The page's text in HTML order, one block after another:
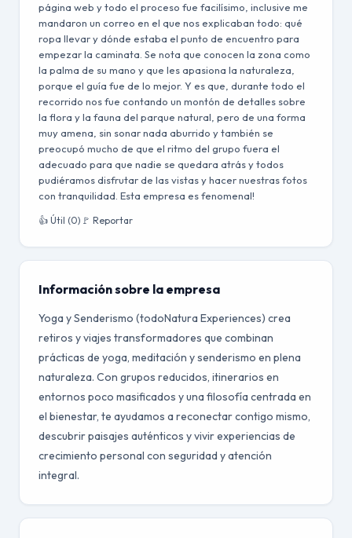
página web y todo el proceso fue facilísimo, inclusive me
mandaron un correo en el que nos explicaban todo: qué
ropa llevar y dónde estaba el punto de encuentro para
empezar la caminata. Se nota que conocen la zona como
la palma de su mano y que les apasiona la naturaleza,
porque el guía fue de lo mejor. Y es que, durante todo el
recorrido nos fue contando un montón de detalles sobre
la flora y la fauna del parque natural, pero de una forma
muy amena, sin sonar nada aburrido y también se
preocupó mucho de que el ritmo del grupo fuera el
adecuado para que nadie se quedara atrás y todos
pudiéramos disfrutar de las vistas y hacer nuestras fotos
con tranquilidad. Esta empresa es fenomenal!
👍 Útil (0) 🚩 Reportar
Información sobre la empresa
Yoga y Senderismo (todoNatura Experiences) crea
retiros y viajes transformadores que combinan
prácticas de yoga, meditación y senderismo en plena
naturaleza. Con grupos reducidos, itinerarios en
entornos poco masificados y una filosofía centrada en
el bienestar, te ayudamos a reconectar contigo mismo,
descubrir paisajes auténticos y vivir experiencias de
crecimiento personal con seguridad y atención
integral.